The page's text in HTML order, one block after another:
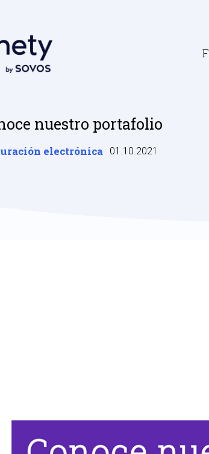
nuestro portafolio
electrónica 01.10.2021